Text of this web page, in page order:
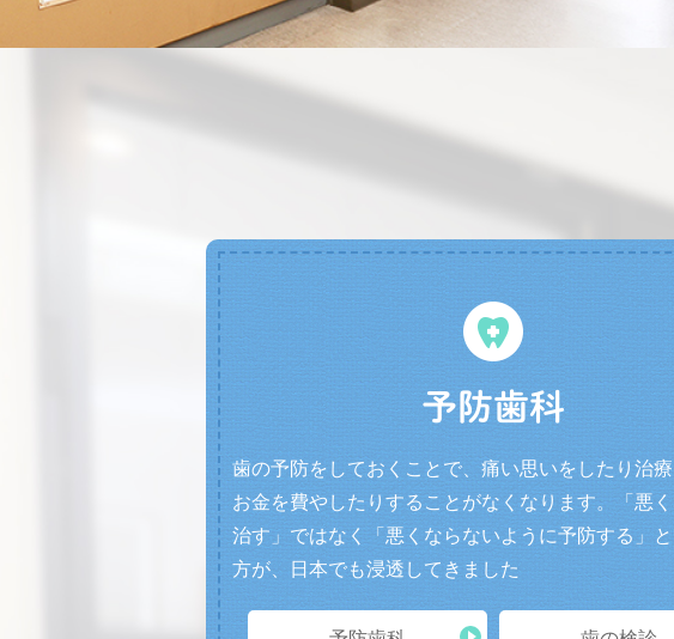
予防歯科
歯の予防をしておくことで、痛い思いをしたり治
お金を費やしたりすることがなくなります。「悪
治す」ではなく「悪くならないように予防する」と
方が、日本でも浸透してきました